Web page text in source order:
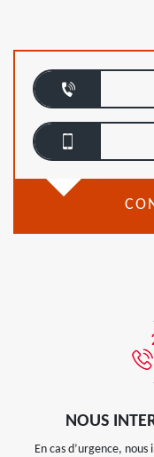
NOUS
En cas d’urgence,